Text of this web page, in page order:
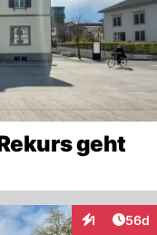
geht
1
Interaktionen
56d